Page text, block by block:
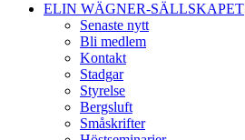
ELIN WÄGNER-SÄLLSKAPET
Senaste nytt
Bli medlem
Kontakt
Stadgar
Styrelse
Bergsluft
Småskrifter